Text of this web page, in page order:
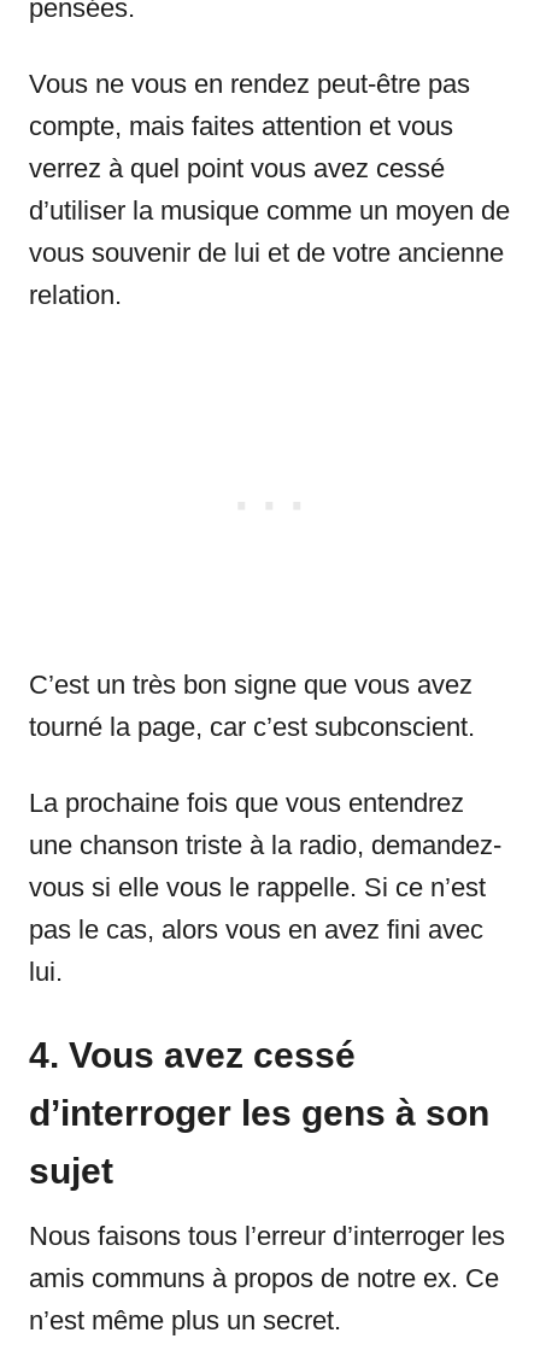
pensées.
Vous ne vous en rendez peut-être pas
compte, mais faites attention et vous
verrez à quel point vous avez cessé
d’utiliser la musique comme un moyen de
vous souvenir de lui et de votre ancienne
relation.
C’est un très bon signe que vous avez
tourné la page, car c’est subconscient.
La prochaine fois que vous entendrez
une chanson triste à la radio, demandez-
vous si elle vous le rappelle. Si ce n’est
pas le cas, alors vous en avez fini avec
lui.
4. Vous avez cessé
d’interroger les gens à son
sujet
Nous faisons tous l’erreur d’interroger les
amis communs à propos de notre ex. Ce
n’est même plus un secret.